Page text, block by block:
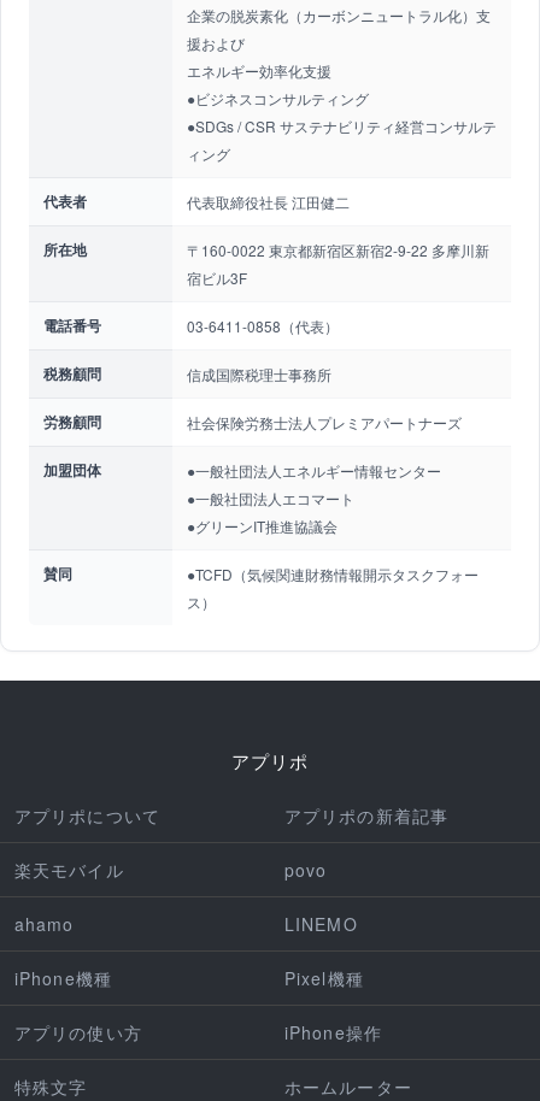
企業の脱炭素化（カーボンニュートラル化）支
援および
エネルギー効率化支援
●ビジネスコンサルティング
●SDGs / CSR サステナビリティ経営コンサルテ
ィング
代表者 代表取締役社長 江田健二
所在地
〒160-0022 東京都新宿区新宿2-9-22 多摩川新
宿ビル3F
電話番号 03-6411-0858（代表）
税務顧問 信成国際税理士事務所
労務顧問 社会保険労務士法人プレミアパートナーズ
加盟団体
●一般社団法人エネルギー情報センター
●一般社団法人エコマート
●グリーンIT推進協議会
賛同
●TCFD（気候関連財務情報開示タスクフォー
ス）
アプリポ
アプリポについて アプリポの新着記事
楽天モバイル povo
ahamo LINEMO
iPhone機種 Pixel機種
アプリの使い方 iPhone操作
特殊文字 ホームルーター